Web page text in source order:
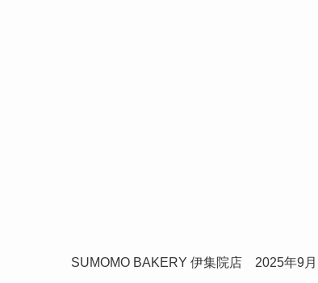
SUMOMO BAKERY 伊集院店 2025年9月